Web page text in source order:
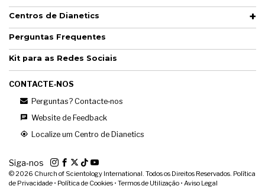
Centros de Dianetics
Perguntas Frequentes
Kit para as Redes Sociais
CONTACTE‑NOS
Perguntas? Contacte‑nos
Website de Feedback
Localize um Centro de Dianetics
Siga‑nos
© 2026 Church of Scientology International. Todos os Direitos Reservados. Política
de Privacidade • Política de Cookies • Termos de Utilização • Aviso Legal